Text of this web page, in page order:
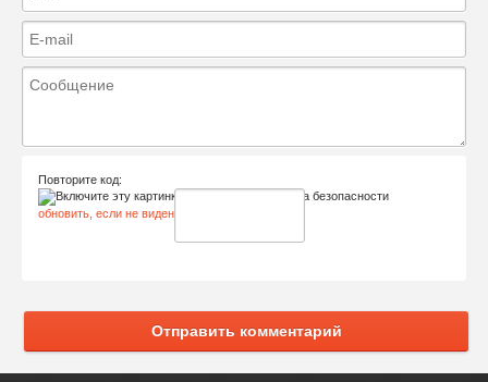
Повторите код:
обновить, если не виден код
Отправить комментарий